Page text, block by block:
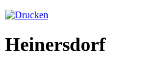
Heinersdorf